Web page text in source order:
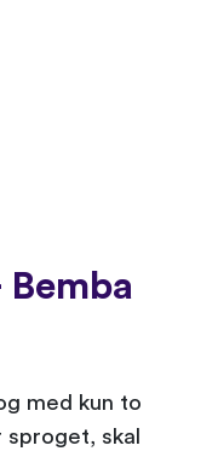
med kun to
skal